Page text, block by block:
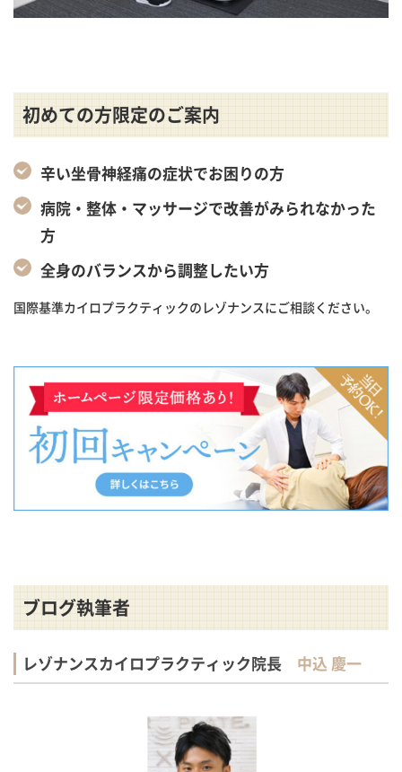
初めての方限定のご案内
辛い坐骨神経痛の症状でお困りの方
病院・整体・マッサージで改善がみられなかった
方
全身のバランスから調整したい方
国際基準カイロプラクティックのレゾナンスにご相談ください。
ブログ執筆者
レゾナンスカイロプラクティック院長 中込 慶一